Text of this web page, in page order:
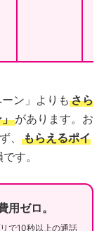
ン」よりも さら
があります。お
、 もらえるポイ
す。
ゼロ。
で10秒以上の通話